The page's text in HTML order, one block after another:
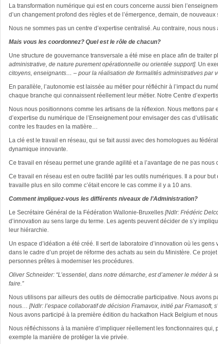
La transformation numérique qui est en cours concerne aussi bien
d’un changement profond des règles et de l’émergence, demain, de
Nous ne sommes pas un centre d’expertise centralisé. Au contraire, nous
Mais vous les coordonnez? Quel est le rôle de chacun?
Une structure de gouvernance transversale a été mise en place afin de traiter
administrative, de nature purement opérationnelle ou orientée support]. Un
citoyens, enseignants… – pour la réalisation de formalités administratives par
En parallèle, l’autonomie est laissée au métier pour réfléchir à l’impact du
chaque branche qui connaissent réellement leur métier. Notre Centre
Nous nous positionnons comme les artisans de la réflexion. Nous mettons
d’expertise du numérique de l’Enseignement pour envisager des cas
contre les fraudes en la matière…
La clé est le travail en réseau, qui se fait aussi avec des homologues au
dynamique innovante.
Ce travail en réseau permet une grande agilité et a l’avantage de ne pas
Ce travail en réseau est en outre facilité par les outils numériques. Il a pour
travaille plus en silo comme c’était encore le cas comme il y a 10 ans.
Comment impliquez-vous les différents niveaux de l’Administration?
Le Secrétaire Général de la Fédération Wallonie-Bruxelles [Ndlr: Frédéric
d’innovation au sens large du terme. Les agents peuvent décider de s’y
leur hiérarchie.
Un espace d’idéation a été créé. Il sert de laboratoire d’innovation où les
dans le cadre d’un projet de réforme des achats au sein du Ministère. Ce
personnes prêtes à moderniser les procédures.
Oliver Schneider: “L’essentiel, dans notre démarche, est d’amener le métier
faire.”
Nous utilisons par ailleurs des outils de démocratie participative. Nous avons
nous… [Ndlr: l’espace collaboratif de décision Framavox, initié par
Nous avons participé à la première édition du hackathon Hack Belgium et
Nous réfléchissons à la manière d’impliquer réellement les fonctionnaires
exemple la manière de protéger la vie privée.